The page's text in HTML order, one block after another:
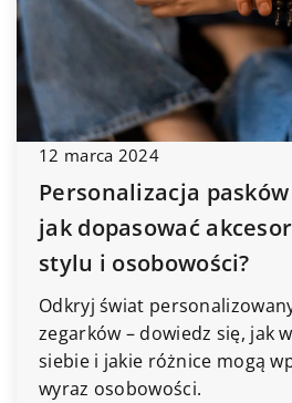
12 marca 2024
Personalizacja
jak dopasować
stylu i osobowości?
Odkryj świat
zegarków – dowiedz się, jak
siebie i jakie różnice mogą
wyraz osobowości.